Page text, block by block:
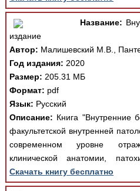
Название:
издание
Автор: Малишевский М.В.,
Год издания: 2020
Размер: 205.31 МБ
Формат: pdf
Язык: Русский
Описание: Книга "Внутренние
факультетской внутренней
современном уровне
клинической анатомии,
Скачать книгу бесплатно